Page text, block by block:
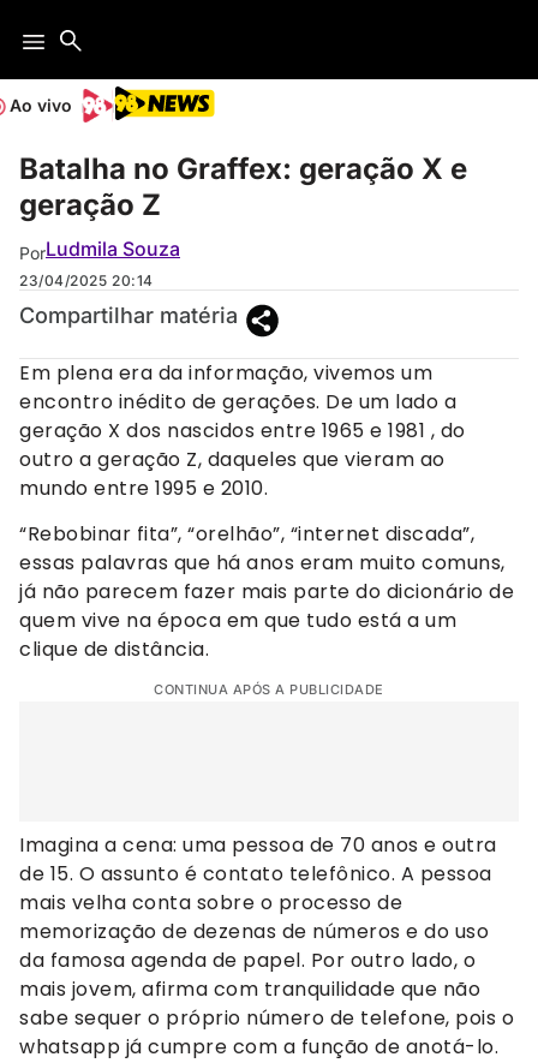
Ao vivo
Batalha no Graffex: geração X e
geração Z
PorLudmila Souza
23/04/2025 20:14
Compartilhar matéria
Em plena era da informação, vivemos um
encontro inédito de gerações. De um lado a
geração X dos nascidos entre 1965 e 1981 , do
outro a geração Z, daqueles que vieram ao
mundo entre 1995 e 2010.
“Rebobinar fita”, “orelhão”, “internet discada”,
essas palavras que há anos eram muito comuns,
já não parecem fazer mais parte do dicionário de
quem vive na época em que tudo está a um
clique de distância.
CONTINUA APÓS A PUBLICIDADE
Imagina a cena: uma pessoa de 70 anos e outra
de 15. O assunto é contato telefônico. A pessoa
mais velha conta sobre o processo de
memorização de dezenas de números e do uso
da famosa agenda de papel. Por outro lado, o
mais jovem, afirma com tranquilidade que não
sabe sequer o próprio número de telefone, pois o
whatsapp já cumpre com a função de anotá-lo.